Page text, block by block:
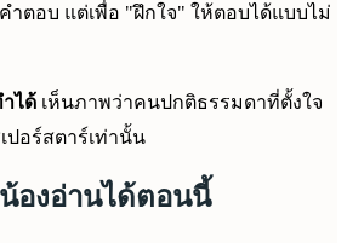
ำตอบ แต่เพื่อ "ฝึกใจ" ให้ตอบได้แบบไม่
ได้ เห็นภาพว่าคนปกติธรรมดาที่ตั้งใจ
ปอร์สตาร์เท่านั้น
องอ่านได้ตอนนี้